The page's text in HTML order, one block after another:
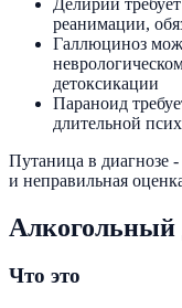
реанимации,
Галлюциноз
детоксикации
Параноид
длительной
Путаница в диагнозе
и неправильная
Алкогольный
Что это